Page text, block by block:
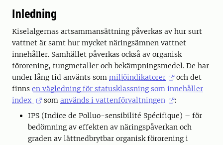
Inledning
Kiselalgernas artsammansättning påverkas av hur surt
vattnet är samt hur mycket näringsämnen vattnet
innehåller. Samhället påverkas också av organisk
förorening, tungmetaller och bekämpningsmedel. De har
under lång tid använts som miljöindikatorer
och det
finns en vägledning för statusklassning som innehåller
index
somanvänds i vattenförvaltningen
:
IPS (Indice de Polluo-sensibilité Spécifique) – för
bedömning av effekten av näringspåverkan och
graden av lättnedbrytbar organisk förorening i